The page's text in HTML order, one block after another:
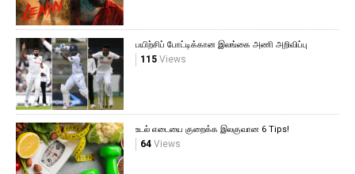
பயிற்சிப் போட்டிக்கான இலங்கை அணி அறிவிப்பு
115Views
உடல் எடையை குறைக்க இலகுவான 6 Tips!
64Views